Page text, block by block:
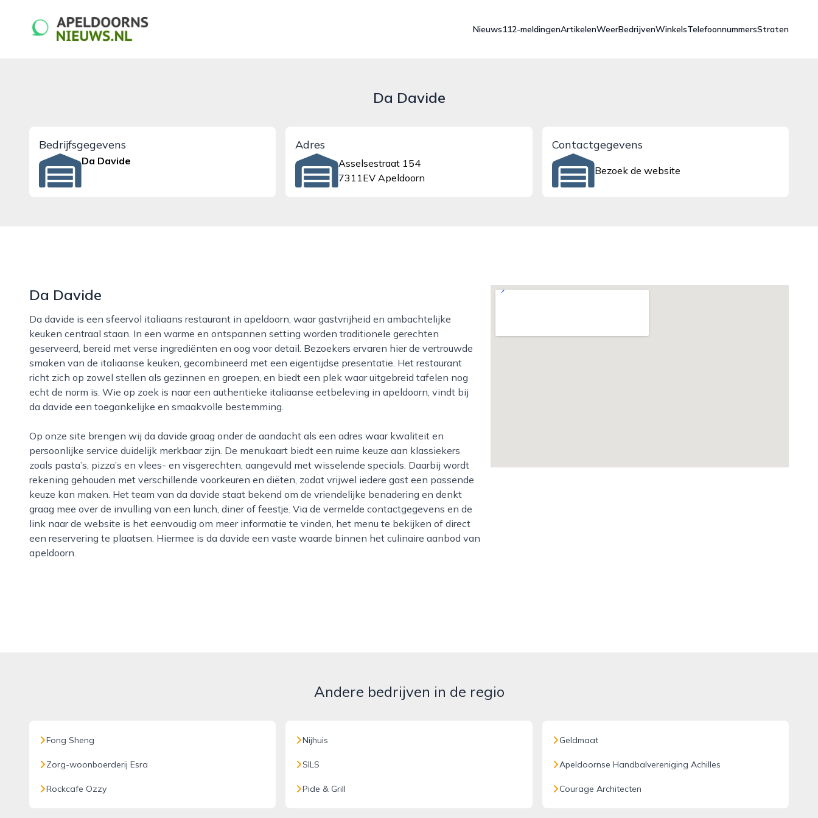
apeldoornsnieuws.nl
Nieuws112-meldingenArtikelenWeerBedrijvenWinkelsTelefoonnummersStraten
Da Davide
Bedrijfsgegevens
Da Davide
Adres
Asselsestraat 154
7311EV Apeldoorn
Contactgegevens
Bezoek de website
Da Davide
Da davide is een sfeervol italiaans restaurant in apeldoorn, waar gastvrijheid en ambachtelijke
keuken centraal staan. In een warme en ontspannen setting worden traditionele gerechten
geserveerd, bereid met verse ingrediënten en oog voor detail. Bezoekers ervaren hier de vertrouwde
smaken van de italiaanse keuken, gecombineerd met een eigentijdse presentatie. Het restaurant
richt zich op zowel stellen als gezinnen en groepen, en biedt een plek waar uitgebreid tafelen nog
echt de norm is. Wie op zoek is naar een authentieke italiaanse eetbeleving in apeldoorn, vindt bij
da davide een toegankelijke en smaakvolle bestemming.
Op onze site brengen wij da davide graag onder de aandacht als een adres waar kwaliteit en
persoonlijke service duidelijk merkbaar zijn. De menukaart biedt een ruime keuze aan klassiekers
zoals pasta’s, pizza’s en vlees- en visgerechten, aangevuld met wisselende specials. Daarbij wordt
rekening gehouden met verschillende voorkeuren en diëten, zodat vrijwel iedere gast een passende
keuze kan maken. Het team van da davide staat bekend om de vriendelijke benadering en denkt
graag mee over de invulling van een lunch, diner of feestje. Via de vermelde contactgegevens en de
link naar de website is het eenvoudig om meer informatie te vinden, het menu te bekijken of direct
een reservering te plaatsen. Hiermee is da davide een vaste waarde binnen het culinaire aanbod van
apeldoorn.
Andere bedrijven in de regio
Fong Sheng
Zorg-woonboerderij Esra
Rockcafe Ozzy
Nijhuis
SILS
Pide & Grill
Geldmaat
Apeldoornse Handbalvereniging Achilles
Courage Architecten